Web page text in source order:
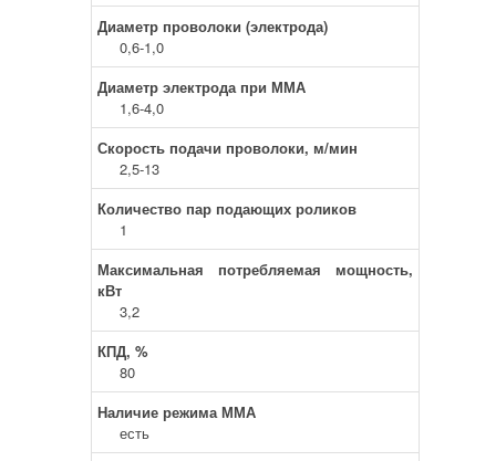
Диаметр проволоки (электрода)
0,6-1,0
Диаметр электрода при ММА
1,6-4,0
Скорость подачи проволоки, м/мин
2,5-13
Количество пар подающих роликов
1
Максимальная потребляемая мощность,
кВт
3,2
КПД, %
80
Наличие режима ММА
есть